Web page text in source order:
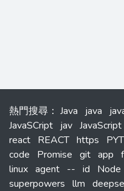
熱門搜尋 ： Java java
JavaSCript jav JavaScript
react REACT https
code
Promise git app
linux agent -- id Node
superpowers llm